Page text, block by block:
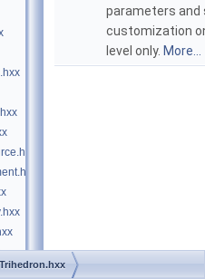
parameters and
customization
level only. More...